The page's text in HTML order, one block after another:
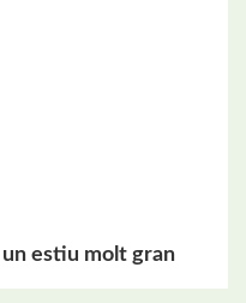
estiu molt gran